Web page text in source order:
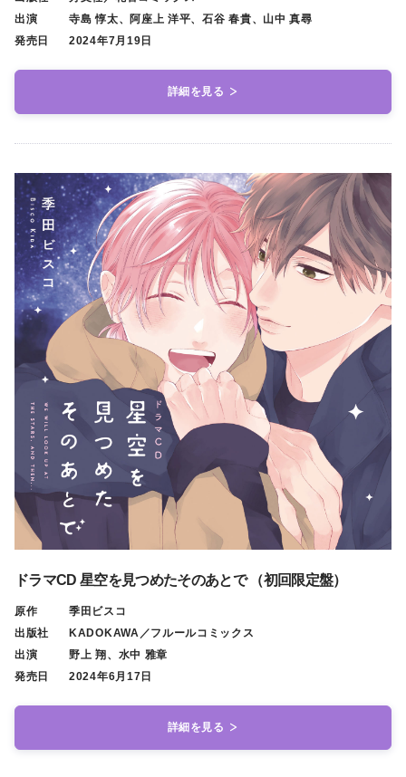
出演
寺島 惇太、阿座上 洋平、石谷 春貴、山中 真尋
発売日
2024年7月19日
詳細を見る
ドラマCD 星空を見つめたそのあとで （初回限定盤）
原作
季田ビスコ
出版社
KADOKAWA／フルールコミックス
出演
野上 翔、水中 雅章
発売日
2024年6月17日
詳細を見る